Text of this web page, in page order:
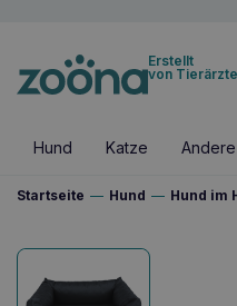
Erstellt
von
Hund Katze Andere
Startseite — Hund — Hund im